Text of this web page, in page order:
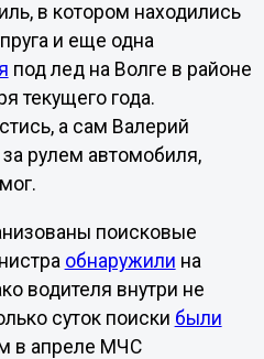
в котором находились
и еще одна
под лед на Волге в районе
текущего года.
а сам Валерий
рулем автомобиля,
поисковые
обнаружили на
водителя внутри не
суток поиски были
в апреле МЧС